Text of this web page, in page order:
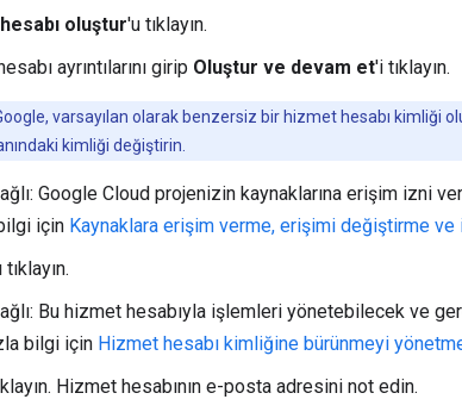
oluştur'u tıklayın.
ayrıntılarını girip Oluştur ve devam et'i tıklayın.
varsayılan olarak benzersiz bir hizmet hesabı kimliği
kimliği değiştirin.
Google Cloud projenizin kaynaklarına erişim izni
için Kaynaklara erişim verme, erişimi değiştirme
tıklayın.
Bu hizmet hesabıyla işlemleri yönetebilecek ve
bilgi için Hizmet hesabı kimliğine bürünmeyi
Hizmet hesabının e-posta adresini not edin.